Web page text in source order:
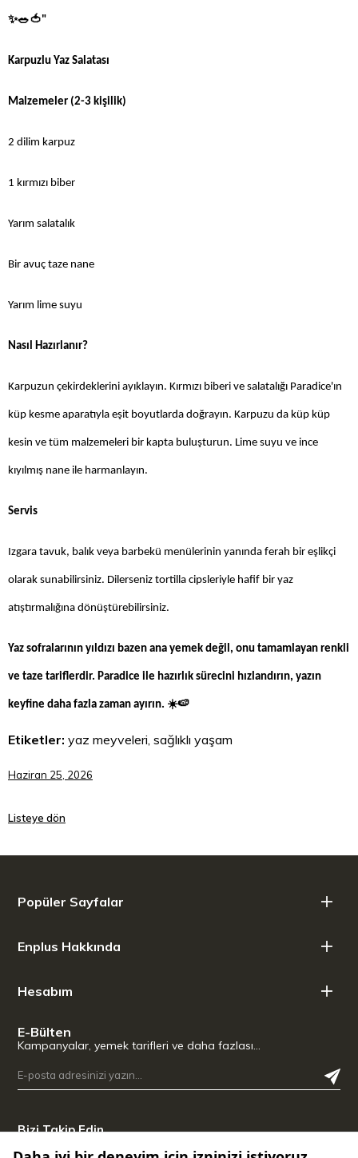
✨🥗🍅"
Karpuzlu Yaz Salatası
Malzemeler (2-3 kişilik)
2 dilim karpuz
1 kırmızı biber
Yarım salatalık
Bir avuç taze nane
Yarım lime suyu
Nasıl Hazırlanır?
Karpuzun çekirdeklerini ayıklayın. Kırmızı biberi ve salatalığı Paradice'ın
küp kesme aparatıyla eşit boyutlarda doğrayın. Karpuzu da küp küp
kesin ve tüm malzemeleri bir kapta buluşturun. Lime suyu ve ince
kıyılmış nane ile harmanlayın.
Servis
Izgara tavuk, balık veya barbekü menülerinin yanında ferah bir eşlikçi
olarak sunabilirsiniz. Dilerseniz tortilla cipsleriyle hafif bir yaz
atıştırmalığına dönüştürebilirsiniz.
Yaz sofralarının yıldızı bazen ana yemek değil, onu tamamlayan renkli
ve taze tariflerdir. Paradice ile hazırlık sürecini hızlandırın, yazın
keyfine daha fazla zaman ayırın. ☀️🍉
Etiketler: yaz meyveleri, sağlıklı yaşam
Haziran 25, 2026
Listeye dön
Popüler Sayfalar
Enplus Hakkında
Hesabım
E-Bülten
Kampanyalar, yemek tarifleri ve daha fazlası…
Bizi Takip Edin